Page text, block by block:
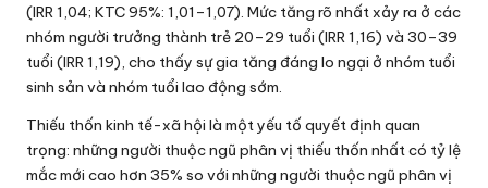
(IRR 1,04; KTC 95%: 1,01–1,07). Mức tăng rõ nhất xảy ra ở các
nhóm người trưởng thành trẻ 20–29 tuổi (IRR 1,16) và 30–39
tuổi (IRR 1,19), cho thấy sự gia tăng đáng lo ngại ở nhóm tuổi
sinh sản và nhóm tuổi lao động sớm.
Thiếu thốn kinh tế-xã hội là một yếu tố quyết định quan
trọng: những người thuộc ngũ phân vị thiếu thốn nhất có tỷ lệ
mắc mới cao hơn 35% so với những người thuộc ngũ phân vị